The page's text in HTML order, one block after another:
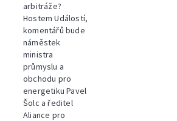
arbitráže?
Hostem Událostí,
komentářů bude
náměstek
ministra
průmyslu a
obchodu pro
energetiku Pavel
Šolc a ředitel
Aliance pro